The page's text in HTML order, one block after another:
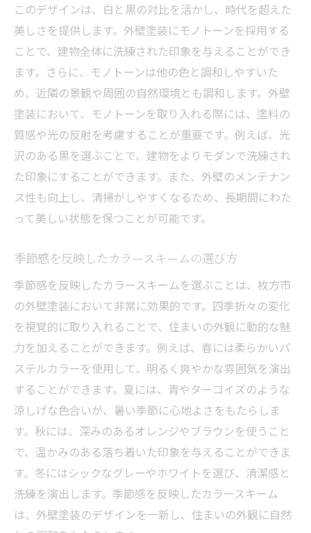
このデザインは、白と黒の対比を活かし、時代を超えた
美しさを提供します。外壁塗装にモノトーンを採用する
ことで、建物全体に洗練された印象を与えることができ
ます。さらに、モノトーンは他の色と調和しやすいた
め、近隣の景観や周囲の自然環境とも調和します。外壁
塗装において、モノトーンを取り入れる際には、塗料の
質感や光の反射を考慮することが重要です。例えば、光
沢のある黒を選ぶことで、建物をよりモダンで洗練され
た印象にすることができます。また、外壁のメンテナン
ス性も向上し、清掃がしやすくなるため、長期間にわた
って美しい状態を保つことが可能です。
季節感を反映したカラースキームの選び方
季節感を反映したカラースキームを選ぶことは、枚方市
の外壁塗装において非常に効果的です。四季折々の変化
を視覚的に取り入れることで、住まいの外観に動的な魅
力を加えることができます。例えば、春には柔らかいパ
ステルカラーを使用して、明るく爽やかな雰囲気を演出
することができます。夏には、青やターコイズのような
涼しげな色合いが、暑い季節に心地よさをもたらしま
す。秋には、深みのあるオレンジやブラウンを使うこと
で、温かみのある落ち着いた印象を与えることができま
す。冬にはシックなグレーやホワイトを選び、清潔感と
洗練を演出します。季節感を反映したカラースキーム
は、外壁塗装のデザインを一新し、住まいの外観に自然